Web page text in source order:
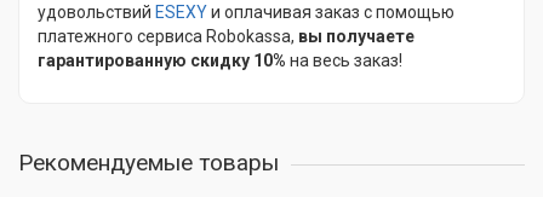
удовольствий ESEXYи оплачивая заказ с помощью
платежного сервиса Robokassa, вы получаете
гарантированную скидку 10% на весь заказ!
Рекомендуемые товары